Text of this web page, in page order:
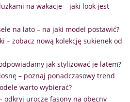
na wakacje – jaki look jest
na lato – na jaki model postawić?
– zobacz nową kolekcję sukienek od
jak stylizować je latem?
– poznaj ponadczasowy trend
warto wybierać?
odkryj urocze fasony na obecny